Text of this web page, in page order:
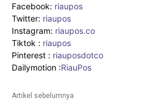
Facebook: riaupos
Twitter: riaupos
Instagram: riaupos.co
Tiktok : riaupos
Pinterest : riauposdotco
Dailymotion :RiauPos
Artikel sebelumnya